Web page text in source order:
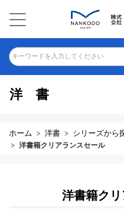
キーワードを入力してください
洋書
ホーム 洋書 シリーズから
洋書籍クリアランスセール
洋書籍ク